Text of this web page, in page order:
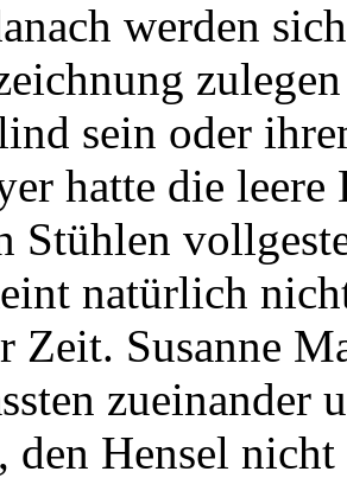
werden
sein oder
hatte die
Stühlen
natürlich
Zeit. Susanne
zueinander
den Hensel